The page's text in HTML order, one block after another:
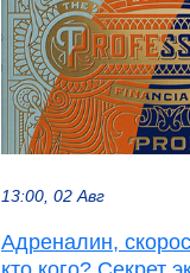
13:00, 02 Авг
Адреналин,